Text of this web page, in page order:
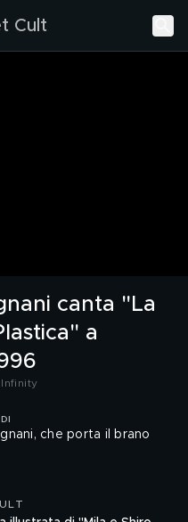
Cult
canta "La
a
Infinity
che porta il brano